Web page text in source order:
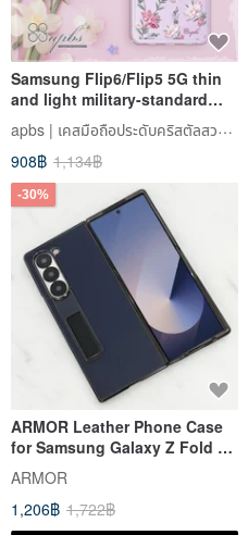
Samsung Flip6/Flip5 5G thin
and light military-standard
anti-fall crystal color diamond
phone case-Pink Gladiolus
apbs | เคสมือถือประดับคริสตัลสวารอฟสกี้
908฿ 1,134฿
-30%
ARMOR Leather Phone Case
for Samsung Galaxy Z Fold 6,
Deep Ocean Blue
ARMOR
1,206฿ 1,722฿